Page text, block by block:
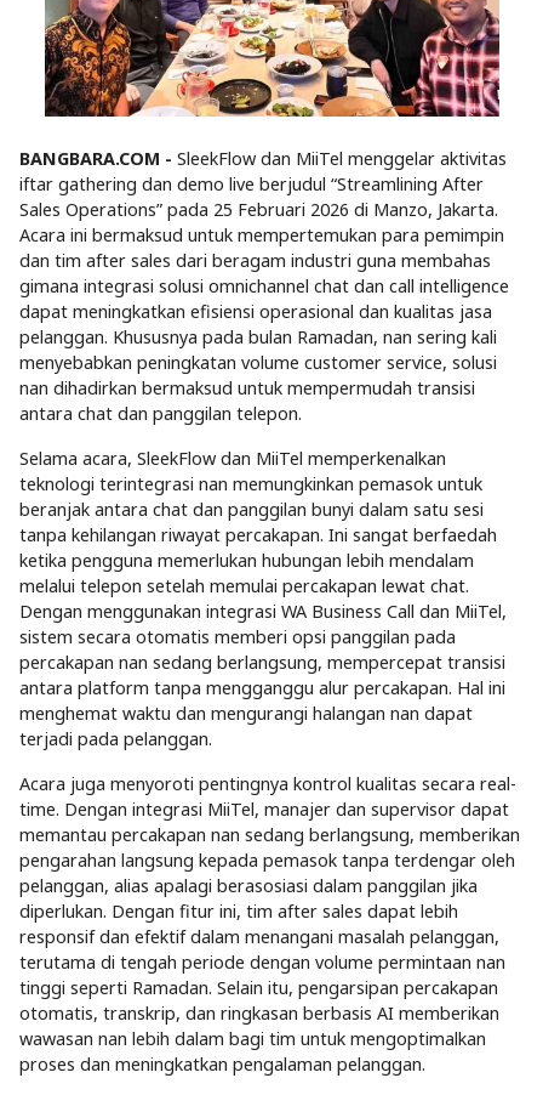
BANGBARA.COM - SleekFlow dan MiiTel menggelar aktivitas
iftar gathering dan demo live berjudul “Streamlining After
Sales Operations” pada 25 Februari 2026 di Manzo, Jakarta.
Acara ini bermaksud untuk mempertemukan para pemimpin
dan tim after sales dari beragam industri guna membahas
gimana integrasi solusi omnichannel chat dan call intelligence
dapat meningkatkan efisiensi operasional dan kualitas jasa
pelanggan. Khususnya pada bulan Ramadan, nan sering kali
menyebabkan peningkatan volume customer service, solusi
nan dihadirkan bermaksud untuk mempermudah transisi
antara chat dan panggilan telepon.
Selama acara, SleekFlow dan MiiTel memperkenalkan
teknologi terintegrasi nan memungkinkan pemasok untuk
beranjak antara chat dan panggilan bunyi dalam satu sesi
tanpa kehilangan riwayat percakapan. Ini sangat berfaedah
ketika pengguna memerlukan hubungan lebih mendalam
melalui telepon setelah memulai percakapan lewat chat.
Dengan menggunakan integrasi WA Business Call dan MiiTel,
sistem secara otomatis memberi opsi panggilan pada
percakapan nan sedang berlangsung, mempercepat transisi
antara platform tanpa mengganggu alur percakapan. Hal ini
menghemat waktu dan mengurangi halangan nan dapat
terjadi pada pelanggan.
Acara juga menyoroti pentingnya kontrol kualitas secara real-
time. Dengan integrasi MiiTel, manajer dan supervisor dapat
memantau percakapan nan sedang berlangsung, memberikan
pengarahan langsung kepada pemasok tanpa terdengar oleh
pelanggan, alias apalagi berasosiasi dalam panggilan jika
diperlukan. Dengan fitur ini, tim after sales dapat lebih
responsif dan efektif dalam menangani masalah pelanggan,
terutama di tengah periode dengan volume permintaan nan
tinggi seperti Ramadan. Selain itu, pengarsipan percakapan
otomatis, transkrip, dan ringkasan berbasis AI memberikan
wawasan nan lebih dalam bagi tim untuk mengoptimalkan
proses dan meningkatkan pengalaman pelanggan.